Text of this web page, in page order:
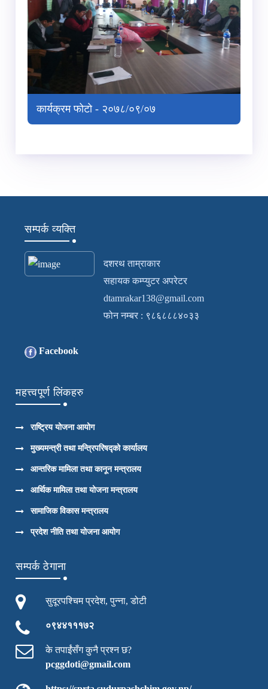
कार्यक्रम फोटो - २०७८/०९/०७
सम्पर्क व्यक्ति
दशरथ ताम्राकार
सहायक कम्प्युटर अपरेटर
dtamrakar138@gmail.com
फोन नम्बर : ९८६८८८४०३३
Facebook
महत्त्वपूर्ण लिंकहरु
राष्ट्रिय योजना आयोग
मुख्यमन्त्री तथा मन्त्रिपरिषद्को कार्यालय
आन्तरिक मामिला तथा कानून मन्त्रालय
आर्थिक मामिला तथा योजना मन्त्रालय
सामाजिक विकास मन्त्रालय
प्रदेश नीति तथा योजना आयोग
सम्पर्क ठेगाना
सुदूरपश्चिम प्रदेश, पुन्ना, डोटी
०९४४१११७२
के तपाईंसँग कुनै प्रश्न छ?
pcggdoti@gmail.com